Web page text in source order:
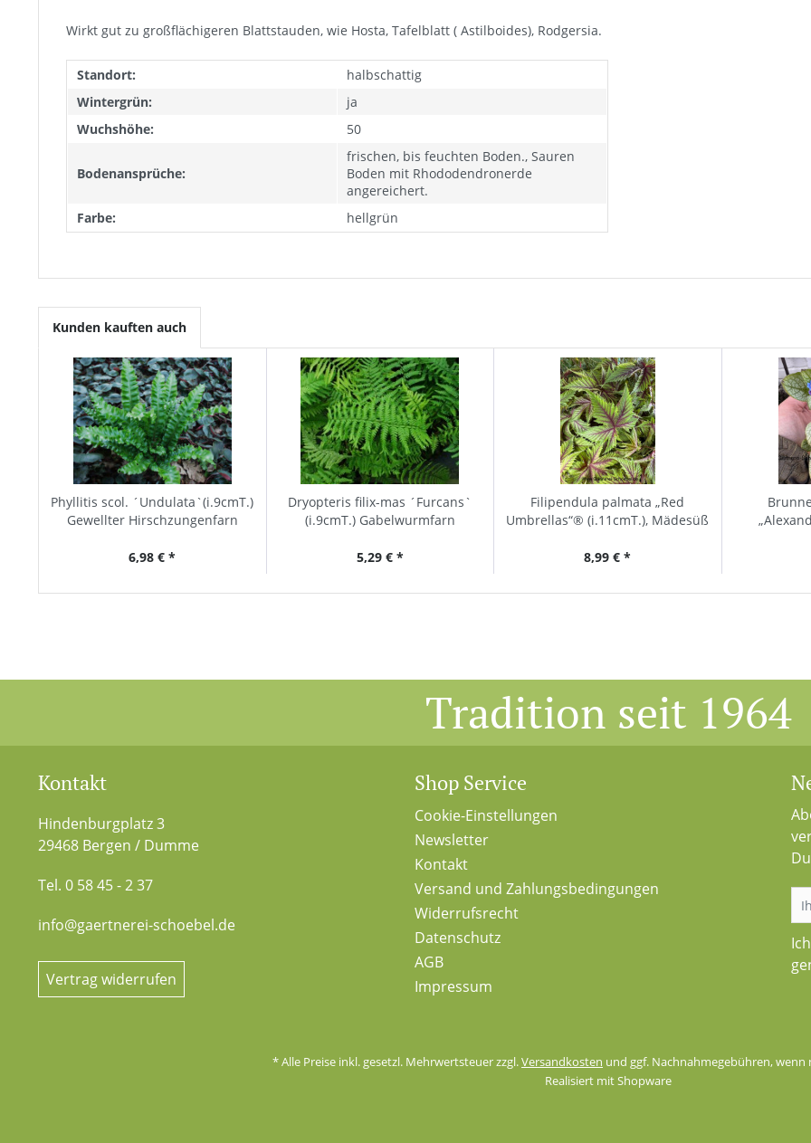
Wirkt gut zu großflächigeren Blattstauden, wie Hosta, Tafelblatt ( Astilboides), Rodgersia.
Standort:
halbschattig
Wintergrün:
ja
Wuchshöhe:
50
Bodenansprüche:
frischen, bis feuchten Boden., Sauren
Boden mit Rhododendronerde
angereichert.
Farbe:
hellgrün
Kunden kauften auch
Phyllitis scol. ´Undulata`(i.9cmT.)
Gewellter Hirschzungenfarn
6,98 € *
Dryopteris filix-mas ´Furcans`
(i.9cmT.) Gabelwurmfarn
5,29 € *
Filipendula palmata „Red
Umbrellas“® (i.11cmT.), Mädesüß
8,99 € *
Tradition seit 1964
Kontakt
Hindenburgplatz 3
29468 Bergen / Dumme
Tel. 0 58 45 - 2 37
info@gaertnerei-schoebel.de
Vertrag widerrufen
Shop Service
Cookie-Einstellungen
Newsletter
Kontakt
Versand und Zahlungsbedingungen
Widerrufsrecht
Datenschutz
AGB
Impressum
* Alle Preise inkl. gesetzl. Mehrwertsteuer zzgl.Versandkosten und ggf. Nachnahmegebühren,
Realisiert mit Shopware